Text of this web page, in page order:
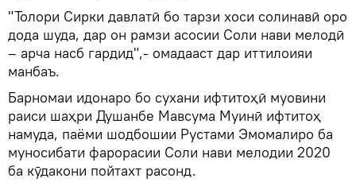
"Толори Сирки давлатӣ бо тарзи хоси солинавӣ оро
дода шуда, дар он рамзи асосии Соли нави мелодӣ
– арча насб гардид",- омадааст дар иттилоияи
манбаъ.
Барномаи идонаро бо сухани ифтитоҳӣ муовини
раиси шаҳри Душанбе Мавсума Муинӣ ифтитоҳ
намуда, паёми шодбошии Рустами Эмомалиро ба
муносибати фарорасии Соли нави мелодии 2020
ба кӯдакони пойтахт расонд.